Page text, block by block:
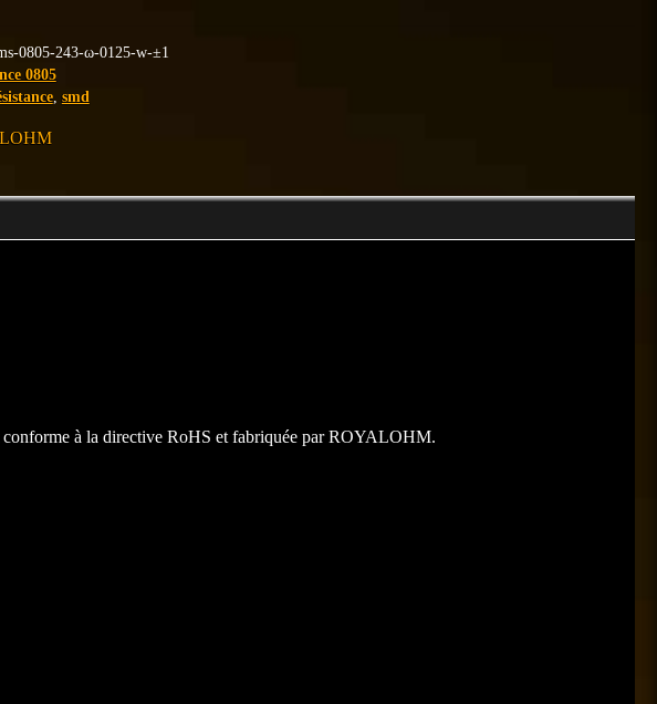
0805-243-ω-0125-w-±1
0805
,smd
conforme à la directive RoHS et fabriquée par ROYALOHM.